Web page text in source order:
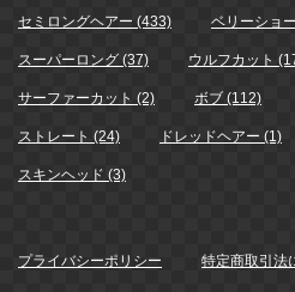
セミロングヘアー (433) ベリーショ
スーパーロング (37) ウルフカット
サーファーカット (2) ボブ (112)
ストレート (24) ドレッドヘアー (1)
スキンヘッド (3)
プライバシーポリシー 特定商取引法